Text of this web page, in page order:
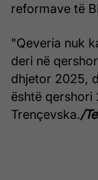
reformave të
"Qeveria nuk
deri në
dhjetor 2025,
është qershori
Trençevska./